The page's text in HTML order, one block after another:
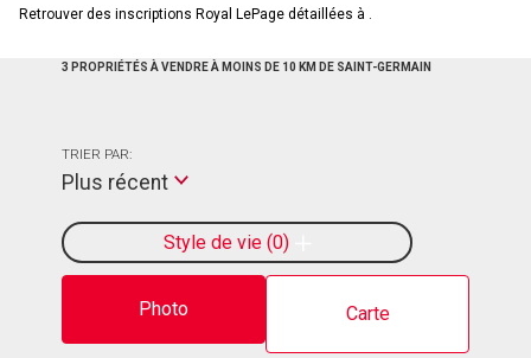
Retrouver des inscriptions Royal LePage détaillées à .
3 PROPRIÉTÉS À VENDRE À MOINS DE 10 KM DE SAINT-GERMAIN
Photo Carte
Style de vie 0
TRIER PAR:
Plus récent